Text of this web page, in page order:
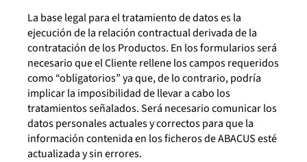
La base legal para el tratamiento de datos es la
ejecución de la relación contractual derivada de la
contratación de los Productos. En los formularios será
necesario que el Cliente rellene los campos requeridos
como “obligatorios” ya que, de lo contrario, podría
implicar la imposibilidad de llevar a cabo los
tratamientos señalados. Será necesario comunicar los
datos personales actuales y correctos para que la
información contenida en los ficheros de ABACUS esté
actualizada y sin errores.